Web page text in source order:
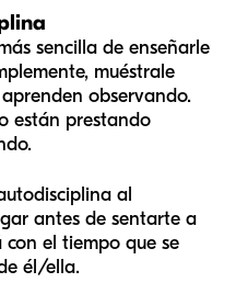
sencilla de enseñarle
muéstrale
observando.
están prestando
al
antes de sentarte a
el tiempo que se
él/ella.